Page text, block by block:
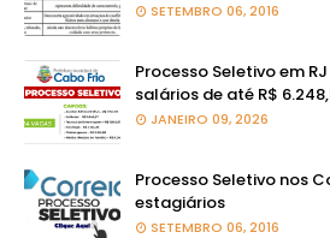
SETEMBRO 06, 2016
Processo Seletivo em
salários de até R$
JANEIRO 09, 2026
Processo Seletivo nos
estagiários
SETEMBRO 06, 2016